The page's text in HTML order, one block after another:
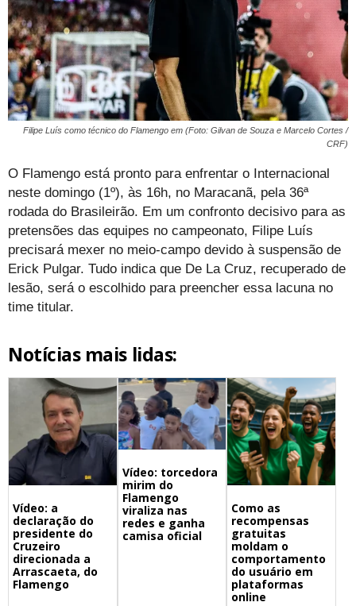
Filipe Luís como técnico do Flamengo em (Foto: Gilvan de Souza e Marcelo Cortes /
CRF)
O Flamengo está pronto para enfrentar o Internacional
neste domingo (1º), às 16h, no Maracanã, pela 36ª
rodada do Brasileirão. Em um confronto decisivo para as
pretensões das equipes no campeonato, Filipe Luís
precisará mexer no meio-campo devido à suspensão de
Erick Pulgar. Tudo indica que De La Cruz, recuperado de
lesão, será o escolhido para preencher essa lacuna no
time titular.
Notícias mais lidas:
Vídeo: a
declaração do
presidente do
Cruzeiro
direcionada a
Arrascaeta, do
Flamengo
Vídeo: torcedora
mirim do
Flamengo
viraliza nas
redes e ganha
camisa oficial
Como as
recompensas
gratuitas
moldam o
comportamento
do usuário em
plataformas
online